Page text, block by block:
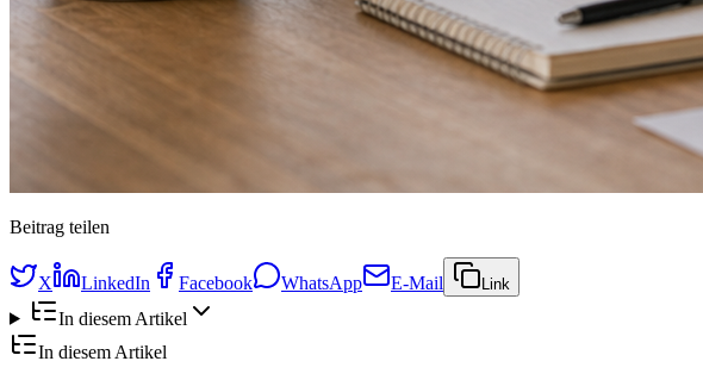
Beitrag teilen
X LinkedIn Facebook WhatsApp E-Mail Link
In diesem Artikel
In diesem Artikel